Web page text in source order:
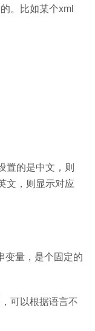
。比如某个xml
置的是中文，则
文，则显示对应
变量，是个固定的
可以根据语言不